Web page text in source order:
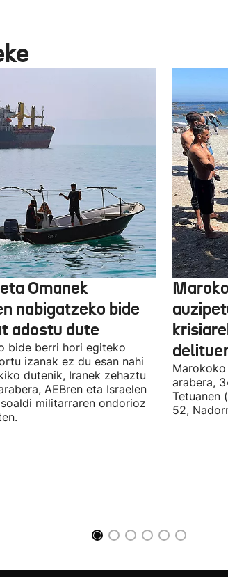
Omanek
nabigatzeko bide
adostu dute
bide berri hori egiteko
izanak ez du esan nahi
dutenik, Iranek zehaztu
AEBren eta Israelen
militarraren ondorioz
arabera,
Tetuanen
52,